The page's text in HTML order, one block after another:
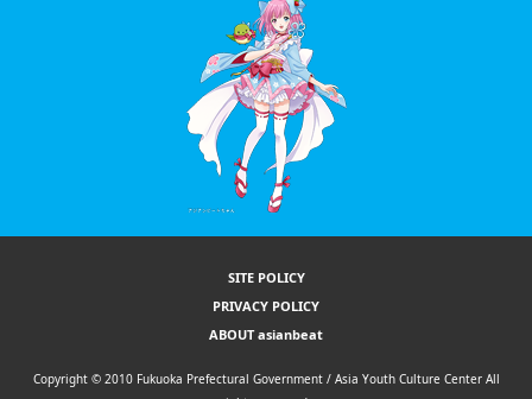
SITE POLICY
PRIVACY POLICY
ABOUT asianbeat
Copyright © 2010 Fukuoka Prefectural Government / Asia Youth Culture Center All